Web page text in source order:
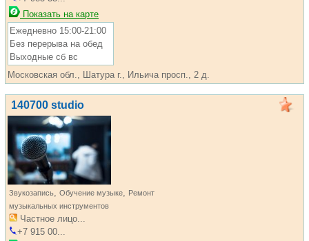
Показать на карте
Ежедневно 15:00-21:00
Без перерыва на обед
Выходные сб вс
Московская обл., Шатура г., Ильича просп., 2 д.
140700 studio
Звукозапись, Обучение музыке, Ремонт
музыкальных инструментов
Частное лицо...
+7 915 00...